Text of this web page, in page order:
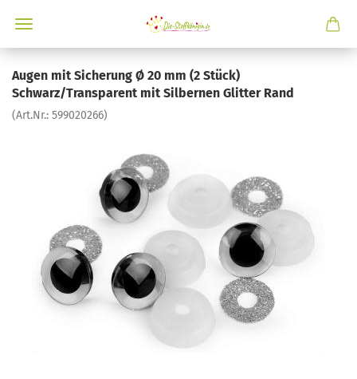
Augen mit Sicherung Ø 20 mm (2 Stück)
Schwarz/Transparent mit Silbernen Glitter Rand
(Art.Nr.: 599020266)